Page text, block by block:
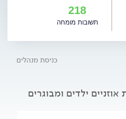
או לחוות דעתנו על רופאים
לחצו כאן.
218
תשובות מומחה
כניסת מנהלים
אוזניים ילדים ומבוגרים